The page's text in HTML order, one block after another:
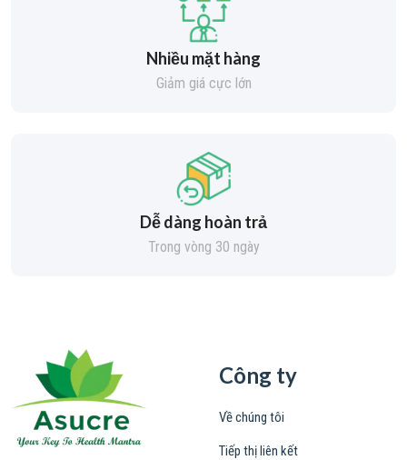
Nhiều mặt hàng
Giảm giá cực lớn
Dễ dàng hoàn trả
Trong vòng 30 ngày
Công ty
Về chúng tôi
Tiếp thị liên kết